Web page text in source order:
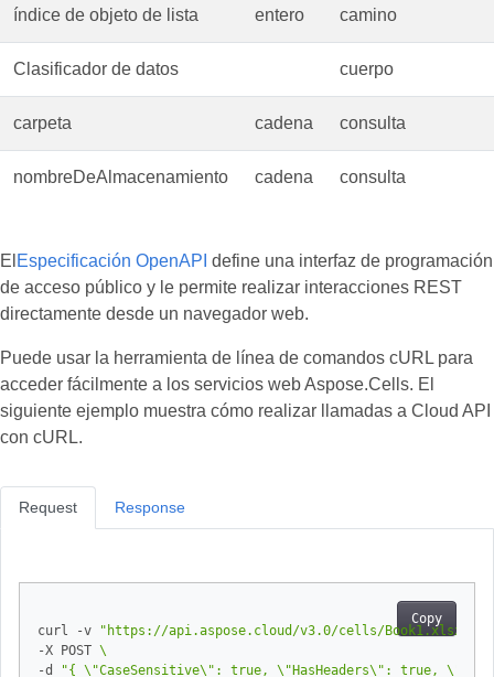
índice de objeto de lista entero camino
Clasificador de datos cuerpo
carpeta cadena consulta
nombreDeAlmacenamiento cadena consulta
El Especificación OpenAPI define una interfaz de programación
de acceso público y le permite realizar interacciones REST
directamente desde un navegador web.
Puede usar la herramienta de línea de comandos cURL para
acceder fácilmente a los servicios web Aspose.Cells. El
siguiente ejemplo muestra cómo realizar llamadas a Cloud API
con cURL.
Request
Copy
curl -v
"https://api.aspose.cloud/v3.0/cells/Book1.xlsx/
-X POST
-d
"{ \"CaseSensitive\": true, \"HasHeaders\": true,
Response